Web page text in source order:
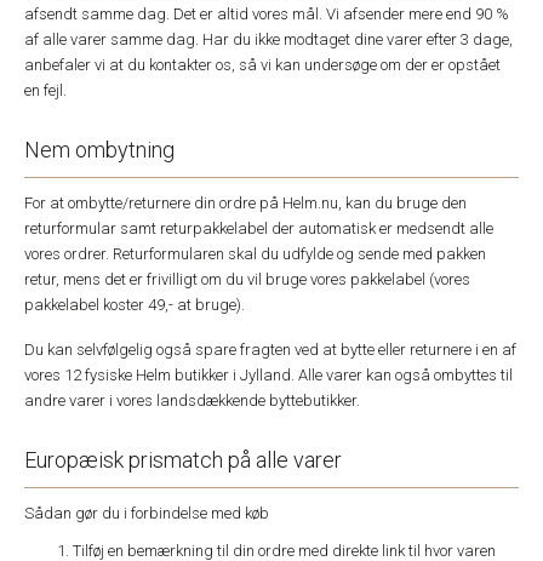
afsendt samme dag. Det er altid vores mål. Vi afsender mere end 90 %
af alle varer samme dag. Har du ikke modtaget dine varer efter 3 dage,
anbefaler vi at du kontakter os, så vi kan undersøge om der er opstået
en fejl.
Nem ombytning
For at ombytte/returnere din ordre på Helm.nu, kan du bruge den
returformular samt returpakkelabel der automatisk er medsendt alle
vores ordrer. Returformularen skal du udfylde og sende med pakken
retur, mens det er frivilligt om du vil bruge vores pakkelabel (vores
pakkelabel koster 49,- at bruge).
Du kan selvfølgelig også spare fragten ved at bytte eller returnere i en af
vores 12 fysiske Helm butikker i Jylland. Alle varer kan også ombyttes til
andre varer i vores landsdækkende byttebutikker.
Europæisk prismatch på alle varer
Sådan gør du i forbindelse med køb
Tilføj en bemærkning til din ordre med direkte link til hvor varen